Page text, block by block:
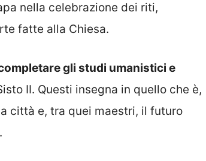
nella celebrazione dei riti,
fatte alla Chiesa.
gli studi umanistici e
II. Questi insegna in quello che è,
città e, tra quei maestri, il futuro